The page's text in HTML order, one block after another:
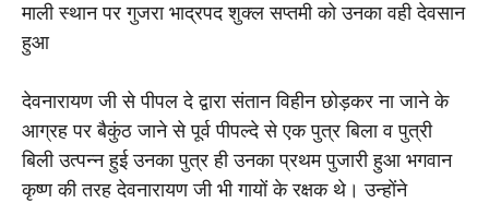
माली स्थान पर गुजरा भाद्रपद शुक्ल सप्तमी को उनका वही देवसान
हुआ
देवनारायण जी से पीपल दे द्वारा संतान विहीन छोड़कर ना जाने के
आग्रह पर बैकुंठ जाने से पूर्व पीपल्दे से एक पुत्र बिला व पुत्री
बिली उत्पन्न हुई उनका पुत्र ही उनका प्रथम पुजारी हुआ भगवान
कृष्ण की तरह देवनारायण जी भी गायों के रक्षक थे। उन्होंने